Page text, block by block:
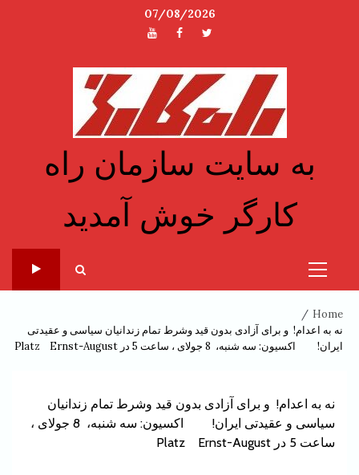
07/08/2026
توئیترفیسبوکیوتیوب
به سایت سازمان راه
کارگر خوش آمدید
Primary
Home
نه به اعدام! و برای آزادی بدون قید وشرط تمام زندانیان سیاسی و عقیدتی
ایران! اکسیون: سه شنبه، 8 جولای ، ساعت 5 در Platz Ernst-August
نه به اعدام! و برای آزادی بدون قید وشرط تمام زندانیان
سیاسی و عقیدتی ایران! اکسیون: سه شنبه، 8 جولای ،
ساعت 5 در Platz Ernst-August